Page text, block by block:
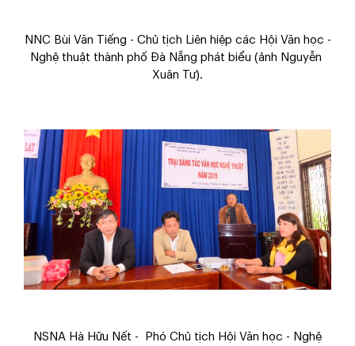
NNC Bùi Văn Tiếng - Chủ tịch Liên hiệp các Hội Văn học -
Nghệ thuật thành phố Đà Nẵng phát biểu (ảnh Nguyễn
Xuân Tư).
NSNA Hà Hữu Nết - Phó Chủ tịch Hội Văn học - Nghệ